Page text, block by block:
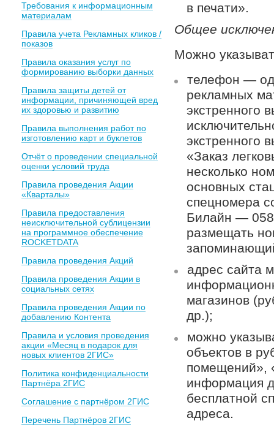
Требования к информационным
материалам
Правила учета Рекламных кликов /
показов
Правила оказания услуг по
формированию выборки данных
Правила защиты детей от
информации, причиняющей вред
их здоровью и развитию
Правила выполнения работ по
изготовлению карт и буклетов
Отчёт о проведении специальной
оценки условий труда
Правила проведения Акции
«Кварталы»
Правила предоставления
неисключительной сублицензии
на программное обеспечение
ROCKETDATA
Правила проведения Акций
Правила проведения Акции в
социальных сетях
Правила проведения Акции по
добавлению Контента
Правила и условия проведения
акции «Месяц в подарок для
новых клиентов 2ГИС»
Политика конфиденциальности
Партнёра 2ГИС
Соглашение с партнёром 2ГИС
Перечень Партнёров 2ГИС
в печати».
Общее
Можно
телефон —
рекламных
экстренного
экстренного
«Заказ
несколько
основных
спецномера
Билайн —
размещать
адрес сайта
магазинов
др.);
можно
объектов в
помещений»,
информация
бесплатной
адреса.